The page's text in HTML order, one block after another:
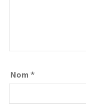
Nom *